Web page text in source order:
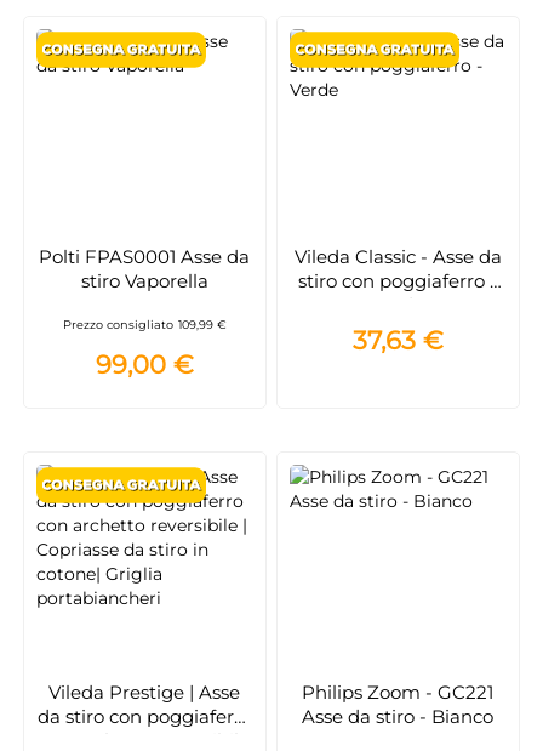
Polti FPAS0001 Asse da
stiro Vaporella
Prezzo consigliato 109,99 €
99,00 €
Vileda Classic - Asse da
stiro con poggiaferro -
37,63 €
Vileda Prestige | Asse
da stiro con poggiaferro
Philips Zoom - GC221
Asse da stiro - Bianco